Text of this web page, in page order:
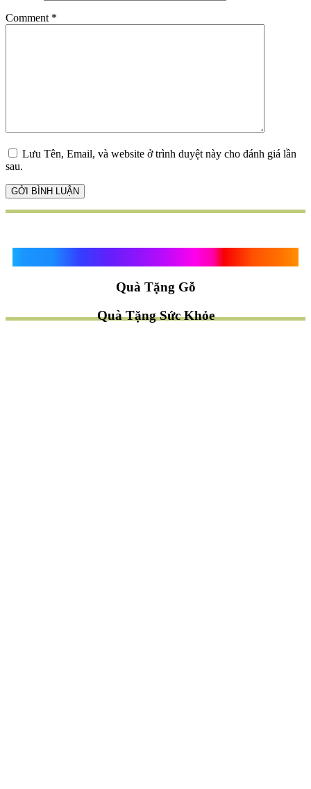
Comment *
Lưu Tên, Email, và website ở trình duyệt này cho đánh giá lần
sau.
Quà Tặng Gỗ
Quà Tặng Sức Khỏe